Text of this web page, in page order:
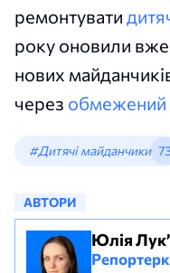
ремонтувати
року оновили
нових
через
#Дитячі майданчики
АВТОРИ
Юлія